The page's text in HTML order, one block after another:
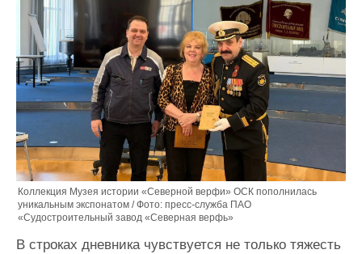
Коллекция Музея истории «Северной верфи» ОСК пополнилась
уникальным экспонатом / Фото: пресс-служба ПАО
«Судостроительный завод «Северная верфь»
В строках дневника чувствуется не только тяжесть